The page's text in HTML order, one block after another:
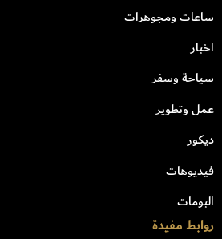
ساعات ومجوهرات
اخبار
سياحة وسفر
عمل وتطوير
ديكور
فيديوهات
البومات
روابط مفيدة